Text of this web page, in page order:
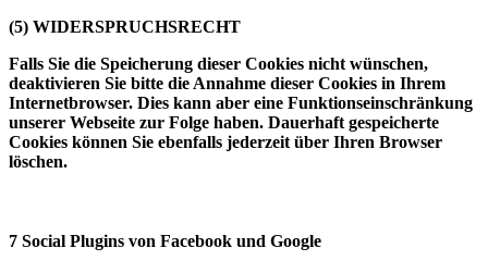
(5) WIDERSPRUCHSRECHT
Falls Sie die Speicherung dieser Cookies nicht wünschen,
deaktivieren Sie bitte die Annahme dieser Cookies in Ihrem
Internetbrowser. Dies kann aber eine Funktionseinschränkung
unserer Webseite zur Folge haben. Dauerhaft gespeicherte
Cookies können Sie ebenfalls jederzeit über Ihren Browser
löschen.
7 Social Plugins von Facebook und Google